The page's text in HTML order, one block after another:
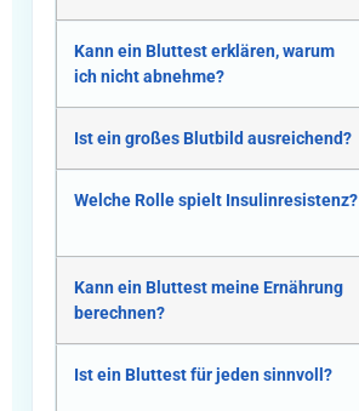
Kann ein Bluttest erklären, warum
ich nicht abnehme?
Ist ein großes Blutbild ausreichend?
Welche Rolle spielt Insulinresistenz?
Kann ein Bluttest meine Ernährung
berechnen?
Ist ein Bluttest für jeden sinnvoll?